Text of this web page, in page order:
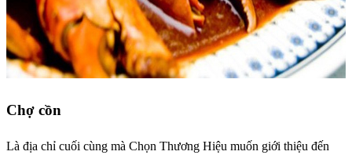
Chợ cồn
Là địa chỉ cuối cùng mà Chọn Thương Hiệu muốn giới thiệu đến